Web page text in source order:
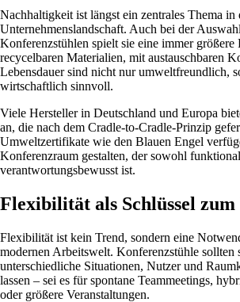
Nachhaltigkeit ist längst ein zentrales Thema in
Unternehmenslandschaft. Auch bei der
Konferenzstühlen spielt sie eine immer
recycelbaren Materialien, mit austauschbaren
Lebensdauer sind nicht nur umweltfreundlich,
wirtschaftlich sinnvoll.
Viele Hersteller in Deutschland und Europa
an, die nach dem Cradle-to-Cradle-Prinzip
Umweltzertifikate wie den Blauen Engel
Konferenzraum gestalten, der sowohl
verantwortungsbewusst ist.
Flexibilität als Schlüssel
Flexibilität ist kein Trend, sondern eine
modernen Arbeitswelt. Konferenzstühle sollten
unterschiedliche Situationen, Nutzer und
lassen – sei es für spontane Teammeetings,
oder größere Veranstaltungen.